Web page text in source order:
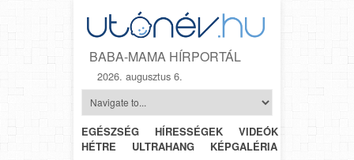
BABA-MAMA HÍRPORTÁL
2026. augusztus 6.
EGÉSZSÉG HÍRESSÉGEK VIDEÓK
HÉTRŐL-
HÉTRE
ULTRAHANG KÉPGALÉRIA